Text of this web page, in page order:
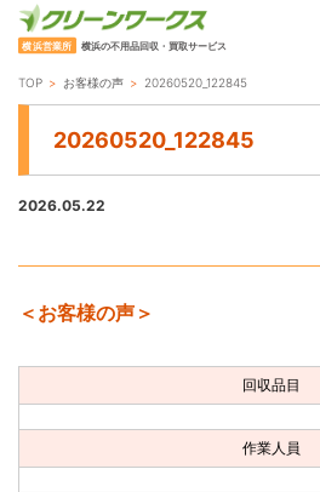
横浜営業所 横浜の不用品回収・買取サービス
TOP
ご利用の流れ
TOP お客様の声 20260520_122845
20260520_122845
2026.05.22
＜お客様の声＞
回収品目
作業人員